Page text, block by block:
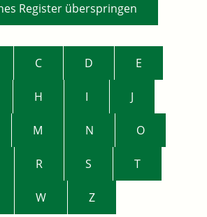
Register überspringen
C D E
H I J
M N O
R S T
W Z